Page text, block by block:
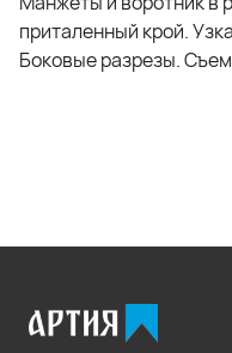
приталенный крой.
Боковые разрезы.